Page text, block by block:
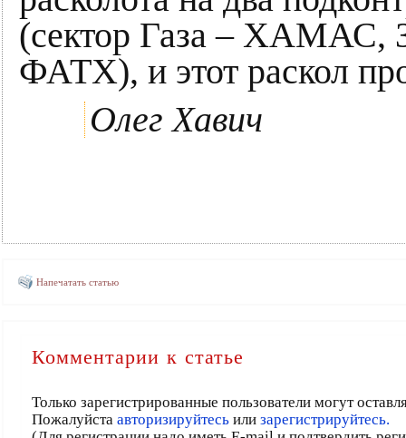
(сектор Газа – ХАМАС,
ФАТХ), и этот раскол
Олег Хавич
Напечатать статью
Комментарии к статье
Только зарегистрированные пользователи могут
Пожалуйста авторизируйтесьили зарегистрируйтесь.